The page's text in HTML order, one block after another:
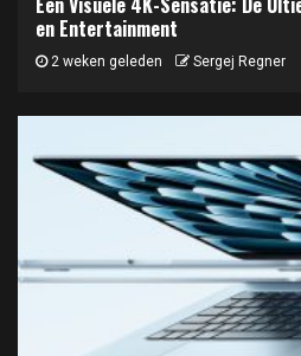
en Entertainment
2 weken geleden Sergej Regner